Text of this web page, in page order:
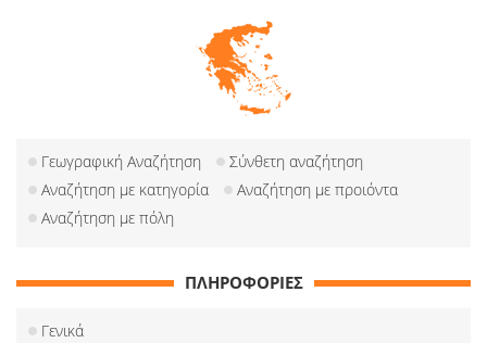
Γεωγραφική Αναζήτηση
Σύνθετη αναζήτηση
Αναζήτηση με κατηγορία
Αναζήτηση με προιόντα
Αναζήτηση με πόλη
ΠΛΗΡΟΦΟΡΙΕΣ
Γενικά